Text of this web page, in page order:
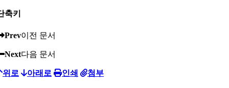
축키
Prev이전 문서
Next다음 문서
위로 아래로 인쇄 첨부